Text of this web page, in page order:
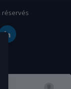
réservés